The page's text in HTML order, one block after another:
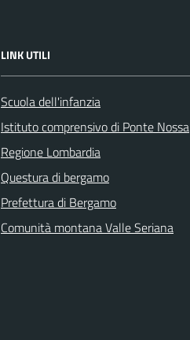
LINK UTILI
Scuola dell'infanzia
Istituto comprensivo di Ponte Nossa
Regione Lombardia
Questura di bergamo
Prefettura di Bergamo
Comunità montana Valle Seriana